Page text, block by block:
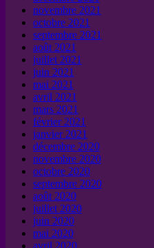
novembre 2021
octobre 2021
septembre 2021
août 2021
juillet 2021
juin 2021
mai 2021
avril 2021
mars 2021
février 2021
janvier 2021
décembre 2020
novembre 2020
octobre 2020
septembre 2020
août 2020
juillet 2020
juin 2020
mai 2020